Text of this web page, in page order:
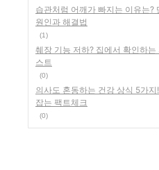
습관처럼 어깨가 빠지는 이유는?
원인과 해결법
(1)
췌장 기능 저하? 집에서 확인하는
스트
(0)
의사도 혼동하는 건강 상식 5가
잡는 팩트체크
(0)